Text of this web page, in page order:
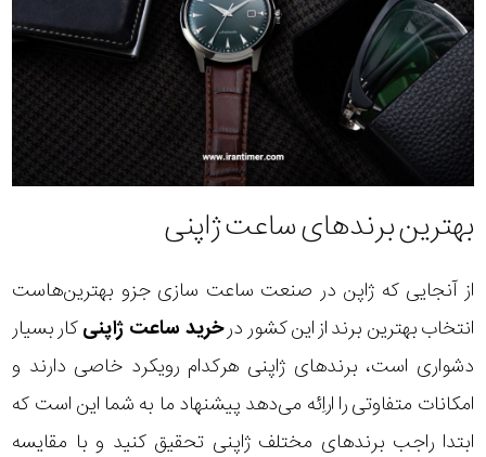
بهترین برندهای ساعت ژاپنی
از آنجایی که ژاپن در صنعت ساعت سازی جزو بهترین‌هاست
انتخاب بهترین برند از این کشور درخرید ساعت ژاپنیکار بسیار
دشواری است، برندهای ژاپنی هرکدام رویکرد خاصی دارند و
امکانات متفاوتی را اراِئه می‌دهد پیشنهاد ما به شما این است که
ابتدا راجب برندهای مختلف ژاپنی تحقیق کنید و با مقایسه